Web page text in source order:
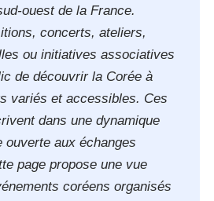
ouest de la France.
concerts, ateliers,
ou initiatives associatives
de découvrir la Corée à
variés et accessibles. Ces
dans une dynamique
ouverte aux échanges
page propose une vue
coréens organisés